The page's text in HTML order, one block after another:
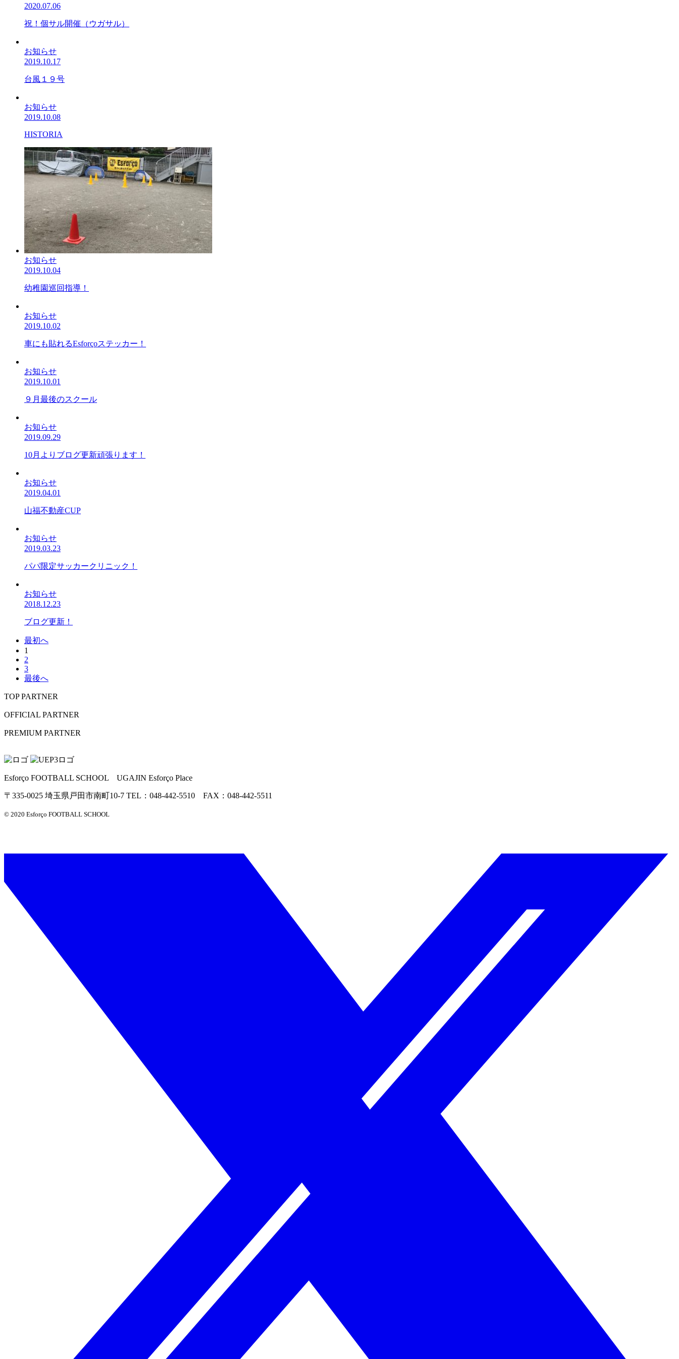
2020.07.06
祝！個サル開催（ウガサル）
お知らせ
2019.10.17
台風１９号
お知らせ
2019.10.08
HISTORIA
お知らせ
2019.10.04
幼稚園巡回指導！
お知らせ
2019.10.02
車にも貼れるEsforçoステッカー！
お知らせ
2019.10.01
９月最後のスクール
お知らせ
2019.09.29
10月よりブログ更新頑張ります！
お知らせ
2019.04.01
山福不動産CUP
お知らせ
2019.03.23
パパ限定サッカークリニック！
お知らせ
2018.12.23
ブログ更新！
最初へ
1
2
3
最後へ
TOP PARTNER
OFFICIAL PARTNER
PREMIUM PARTNER
Esforço FOOTBALL SCHOOL UGAJIN Esforço Place
〒335-0025 埼玉県戸田市南町10-7 TEL：048-442-5510 FAX：048-442-5511
© 2020 Esforço FOOTBALL SCHOOL